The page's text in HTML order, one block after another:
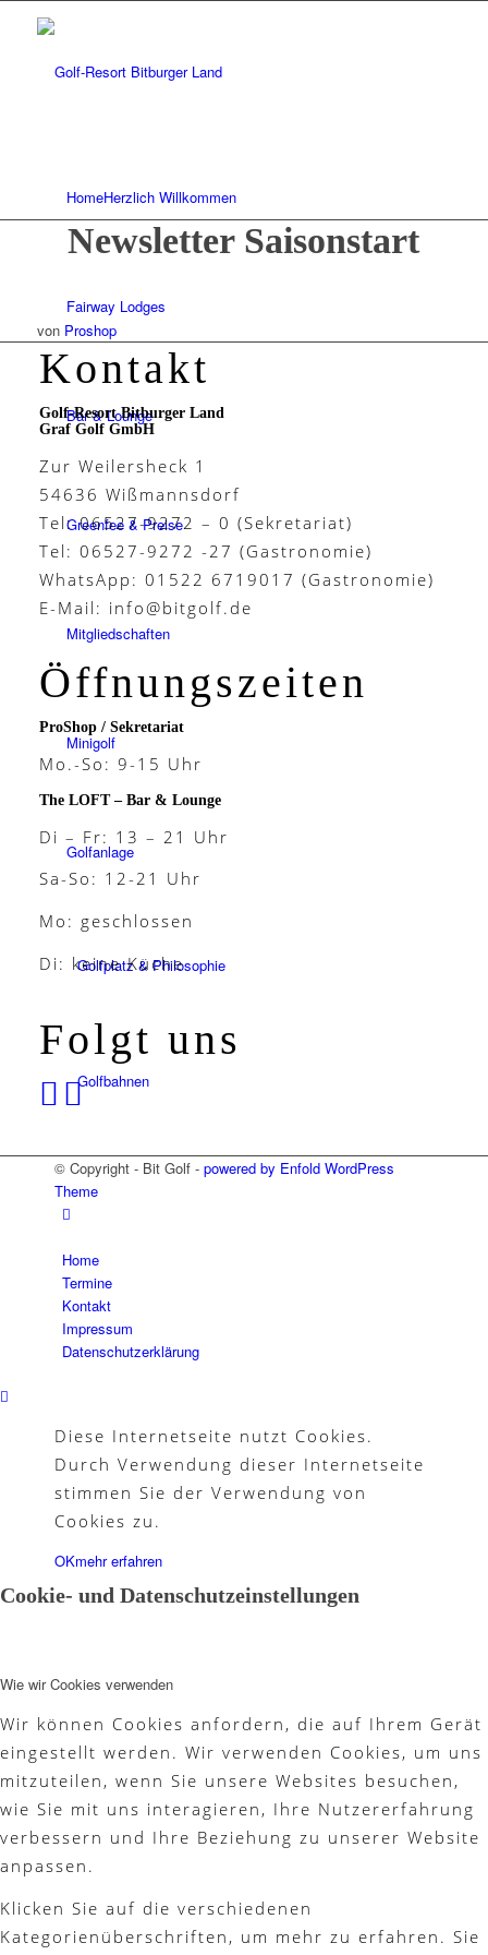
HomeHerzlich Willkommen
Fairway Lodges
Bar & Lounge
Greenfee & Preise
Mitgliedschaften
Minigolf
Golfanlage
Golfplatz & Philosophie
Golfbahnen
Mannschaften
Platzregeln
Golfreisen
Akademie
Newsletter Saisonstart
von Proshop
Kontakt
Golf-Resort Bitburger Land
Graf Golf GmbH
Zur Weilersheck 1
54636 Wißmannsdorf
Tel: 06527-9272 – 0 (Sekretariat)
Tel: 06527-9272 -27 (Gastronomie)
WhatsApp: 01522 6719017 (Gastronomie)
E-Mail: info@bitgolf.de
Öffnungszeiten
ProShop / Sekretariat
Mo.-So: 9-15 Uhr
The LOFT – Bar & Lounge
Di – Fr: 13 – 21 Uhr
Sa-So: 12-21 Uhr
Mo: geschlossen
Di: keine Küche
Folgt uns
© Copyright - Bit Golf - powered by Enfold WordPress
Theme
Home
Termine
Kontakt
Impressum
Datenschutzerklärung
Diese Internetseite nutzt Cookies.
Durch Verwendung dieser Internetseite
stimmen Sie der Verwendung von
Cookies zu.
OKmehr erfahren
Cookie- und Datenschutzeinstellungen
Wie wir Cookies verwenden
Wir können Cookies anfordern, die auf Ihrem Gerät
eingestellt werden. Wir verwenden Cookies, um uns
mitzuteilen, wenn Sie unsere Websites besuchen,
wie Sie mit uns interagieren, Ihre Nutzererfahrung
verbessern und Ihre Beziehung zu unserer Website
anpassen.
Klicken Sie auf die verschiedenen
Kategorienüberschriften, um mehr zu erfahren. Sie